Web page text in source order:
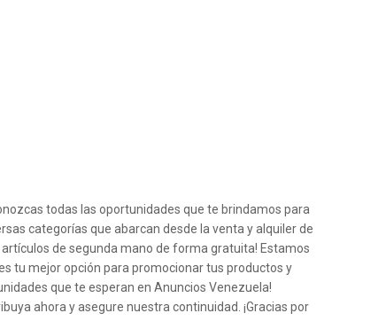
todas las oportunidades que te brindamos para
categorías que abarcan desde la venta y alquiler de
de segunda mano de forma gratuita! Estamos
tu mejor opción para promocionar tus productos y
que te esperan en Anuncios Venezuela!
ahora y asegure nuestra continuidad. ¡Gracias por